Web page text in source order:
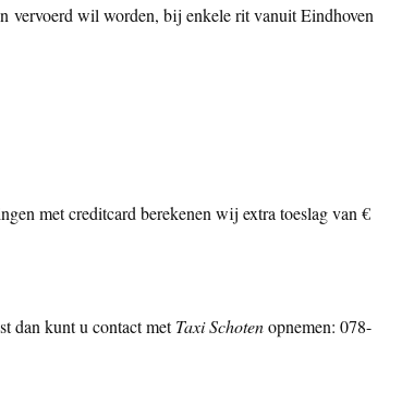
vervoerd wil worden, bij enkele rit vanuit Eindhoven
met creditcard berekenen wij extra toeslag van €
dan kunt u contact metTaxi Schotenopnemen: 078-